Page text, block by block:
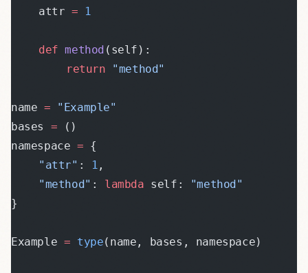
	attr
= 1
	def
method (self):
		return
"method"
name = "Example"
bases = ()
namespace = {
	"attr"
: 1 ,
	"method"
: lambda self:
"method"
}
Example = type(name, bases, namespace)